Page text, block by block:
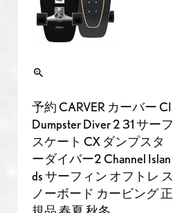
予約 CARVER カーバー CI
Dumpster Diver 2 31 サーフ
スケート CX ダンプスタ
ーダイバー2 Channel Islan
ds サーフィン オフトレ ス
ノーボード カービング 正